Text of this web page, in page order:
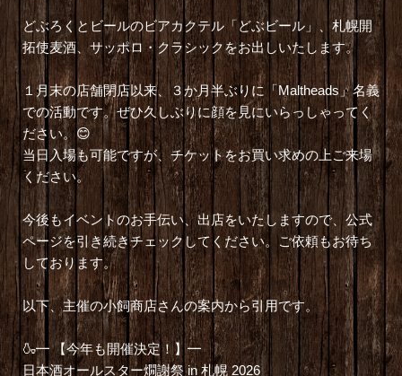
どぶろくとビールのビアカクテル「どぶビール」、札幌開
拓使麦酒、サッポロ・クラシックをお出しいたします。
１月末の店舗閉店以来、３か月半ぶりに「Maltheads」名義
での活動です。ぜひ久しぶりに顔を見にいらっしゃってく
ださい。😊
当日入場も可能ですが、チケットをお買い求めの上ご来場
ください。
今後もイベントのお手伝い、出店をいたしますので、公式
ページを引き続きチェックしてください。ご依頼もお待ち
しております。
以下、主催の小飼商店さんの案内から引用です。
🍶━ 【今年も開催決定！】━
日本酒オールスター燗謝祭 in 札幌 2026